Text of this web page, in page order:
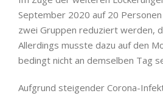
September 2020 auf 20
zwei Gruppen reduziert werden,
Allerdings musste dazu auf den
bedingt nicht an demselben Tag
Aufgrund steigender Corona-